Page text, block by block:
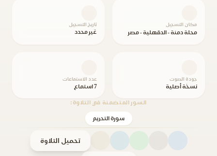
مكان التسجيل
محلة دمنة - الدقهلية - مصر
تاريخ التسجيل
غير محدد
جودة الصوت
نسخة أصلية
عدد الاستماعات
7 استماع
السور المتضمنة في التلاوة:
سورة التحريم
تحميل التلاوة